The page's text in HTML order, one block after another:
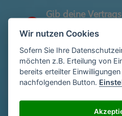
Gib deine
Abrechnung)
2
Gib deinen
ein
Wir nutzen Cookies
Sofern Sie Ihre
möchten z.B. Erteilung von
bereits erteilter
nachfolgenden Button.